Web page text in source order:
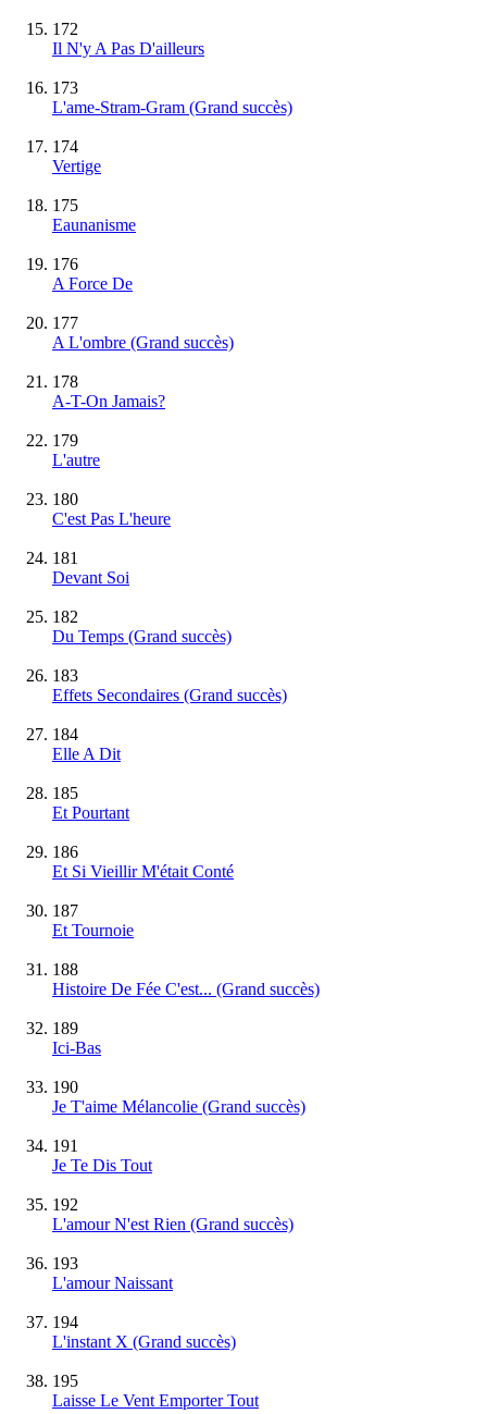
172
Il N'y A Pas D'ailleurs
173
L'ame-Stram-Gram (Grand succès)
174
Vertige
175
Eaunanisme
176
A Force De
177
A L'ombre (Grand succès)
178
A-T-On Jamais?
179
L'autre
180
C'est Pas L'heure
181
Devant Soi
182
Du Temps (Grand succès)
183
Effets Secondaires (Grand succès)
184
Elle A Dit
185
Et Pourtant
186
Et Si Vieillir M'était Conté
187
Et Tournoie
188
Histoire De Fée C'est... (Grand succès)
189
Ici-Bas
190
Je T'aime Mélancolie (Grand succès)
191
Je Te Dis Tout
192
L'amour N'est Rien (Grand succès)
193
L'amour Naissant
194
L'instant X (Grand succès)
195
Laisse Le Vent Emporter Tout